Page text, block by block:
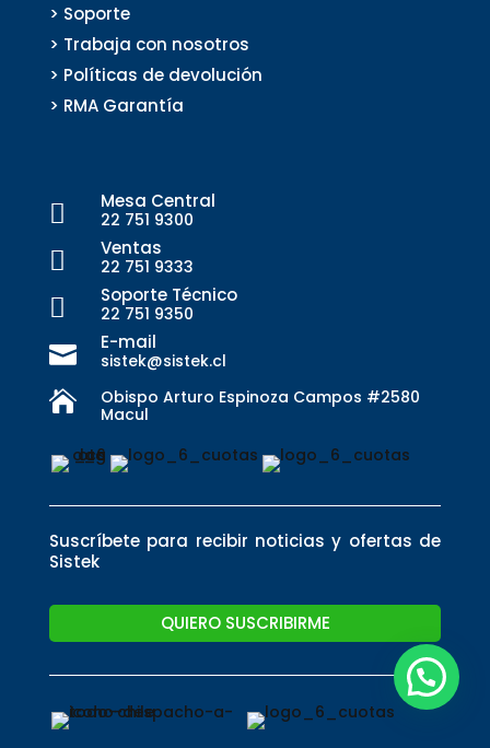
> Soporte
> Trabaja con nosotros
> Políticas de devolución
> RMA Garantía
 Mesa Central
22 751 9300
 Ventas
22 751 9333
 Soporte Técnico
22 751 9350
 E-mail
sistek@sistek.cl

Obispo Arturo Espinoza Campos #2580
Macul
Suscríbete para recibir noticias y ofertas de
Sistek
QUIERO SUSCRIBIRME